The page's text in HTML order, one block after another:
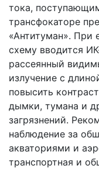
тока,
трансфокаторе
«Антитуман». При
схему вводится
рассеянный
излучение с
повысить
дымки, тумана и
загрязнений.
наблюдение за
акваториями и
транспортная и